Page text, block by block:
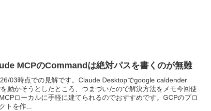
MCPのCommandは絶対パスを書くのが無難
03時点での見解です。Claude Desktopでgoogle caldender
動かそうとしたところ、つまづいたので解決方法をメモ今回使
ローカルに手軽に建てられるのでおすすめです。GCPのプロ
トを作...